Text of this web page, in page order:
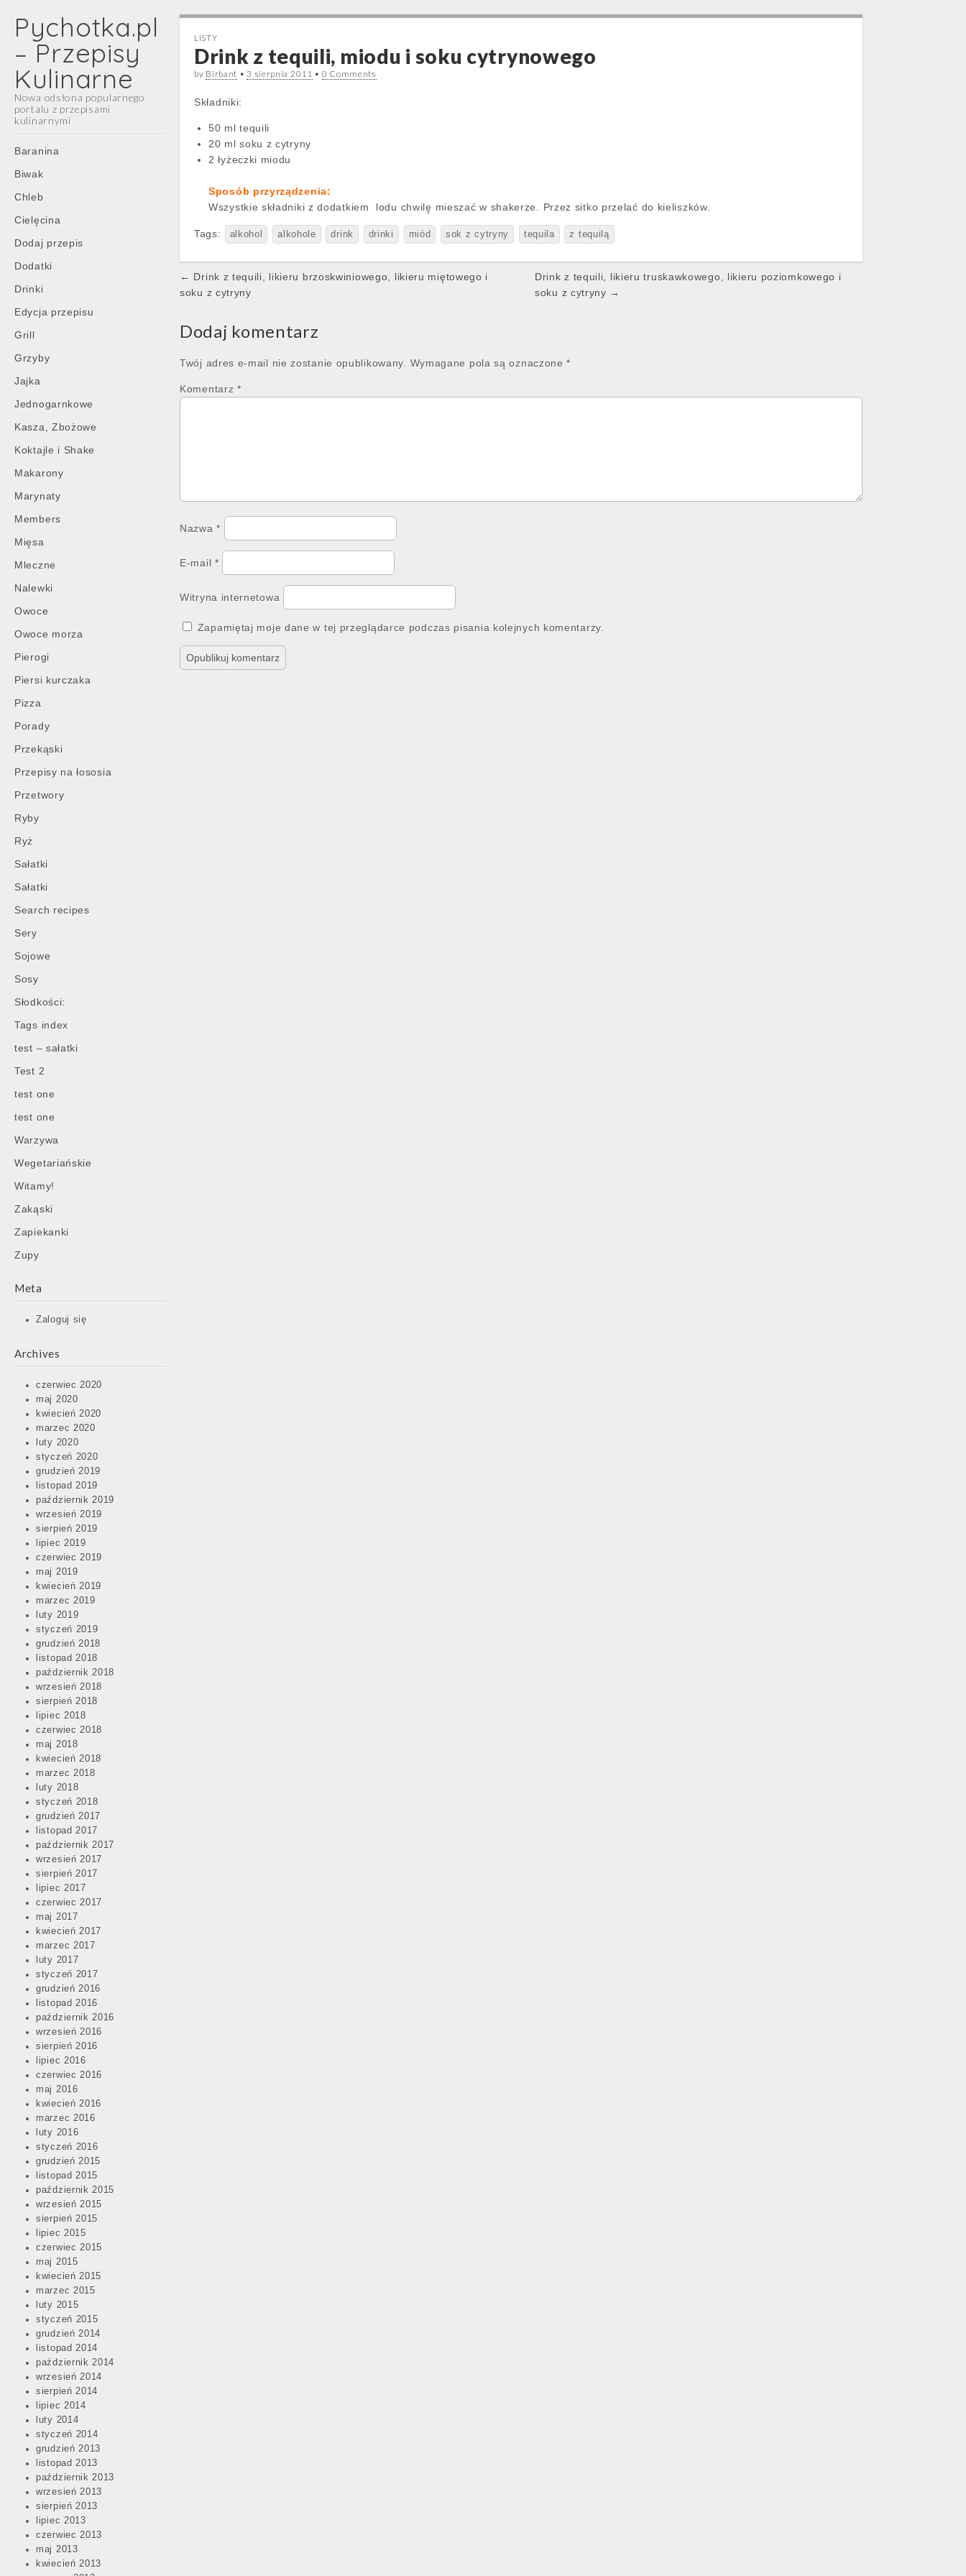
Pychotka.pl
– Przepisy
Kulinarne
Nowa odsłona popularnego
portalu z przepisami
kulinarnymi
Main
menu
Skip
content
Baranina
Biwak
Chleb
Cielęcina
Dodaj przepis
Dodatki
Drinki
Edycja przepisu
Grill
Grzyby
Jajka
Jednogarnkowe
Kasza, Zbożowe
Koktajle i Shake
Makarony
Marynaty
Members
Mięsa
Mleczne
Nalewki
Owoce
Owoce morza
Pierogi
Piersi kurczaka
Pizza
Porady
Przekąski
Przepisy na łososia
Przetwory
Ryby
Ryż
Sałatki
Sałatki
Search recipes
Sery
Sojowe
Sosy
Słodkości:
Tags index
test – sałatki
Test 2
test one
test one
Warzywa
Wegetariańskie
Witamy!
Zakąski
Zapiekanki
Zupy
Meta
Zaloguj się
Archives
czerwiec 2020
maj 2020
kwiecień 2020
marzec 2020
luty 2020
styczeń 2020
grudzień 2019
listopad 2019
październik 2019
wrzesień 2019
sierpień 2019
lipiec 2019
czerwiec 2019
maj 2019
kwiecień 2019
marzec 2019
luty 2019
styczeń 2019
grudzień 2018
listopad 2018
październik 2018
wrzesień 2018
sierpień 2018
lipiec 2018
czerwiec 2018
maj 2018
kwiecień 2018
marzec 2018
luty 2018
styczeń 2018
grudzień 2017
listopad 2017
październik 2017
wrzesień 2017
sierpień 2017
lipiec 2017
czerwiec 2017
maj 2017
kwiecień 2017
marzec 2017
luty 2017
styczeń 2017
grudzień 2016
listopad 2016
październik 2016
wrzesień 2016
sierpień 2016
lipiec 2016
czerwiec 2016
maj 2016
kwiecień 2016
marzec 2016
luty 2016
styczeń 2016
grudzień 2015
listopad 2015
październik 2015
wrzesień 2015
sierpień 2015
lipiec 2015
czerwiec 2015
maj 2015
kwiecień 2015
marzec 2015
luty 2015
styczeń 2015
grudzień 2014
listopad 2014
październik 2014
wrzesień 2014
sierpień 2014
lipiec 2014
luty 2014
styczeń 2014
grudzień 2013
listopad 2013
październik 2013
wrzesień 2013
sierpień 2013
lipiec 2013
czerwiec 2013
maj 2013
kwiecień 2013
LISTY
Drink z tequili, miodu i soku cytrynowego
by Birbant •3 sierpnia 2011 • 0 Comments
Składniki:
50 ml tequili
20 ml soku z cytryny
2 łyżeczki miodu
Sposób przyrządzenia:
Wszystkie składniki z dodatkiem lodu chwilę mieszać w shakerze. Przez sitko przelać do kieliszków.
Tags: alkohol alkohole drink drinki miód sok z cytryny tequila z tequilą
Post
navigation
← Drink z tequili, likieru brzoskwiniowego, likieru miętowego i
soku z cytryny
Drink z tequili, likieru truskawkowego, likieru poziomkowego i
soku z cytryny →
Dodaj komentarz
Twój adres e-mail nie zostanie opublikowany. Wymagane pola są oznaczone*
Komentarz *
Nazwa*
E-mail *
Witryna internetowa
Zapamiętaj moje dane w tej przeglądarce podczas pisania kolejnych komentarzy.